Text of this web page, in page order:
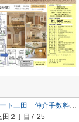
ディアナコート三田 仲介手数料無料＋100万円現金プレゼント中
田２丁目7-25